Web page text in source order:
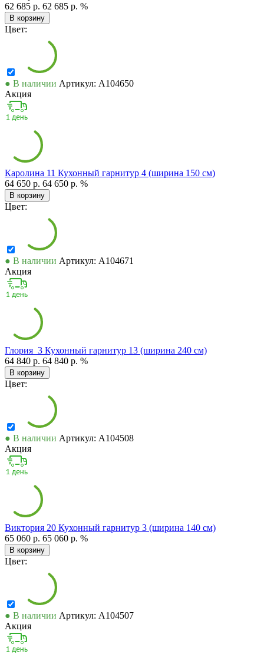
62 685 р. 62 685 р. %
В корзину
Цвет:
● В наличии Артикул: А104650
Акция
Каролина 11 Кухонный гарнитур 4 (ширина 150 см)
64 650 р. 64 650 р. %
В корзину
Цвет:
● В наличии Артикул: А104671
Акция
Глория_3 Кухонный гарнитур 13 (ширина 240 см)
64 840 р. 64 840 р. %
В корзину
Цвет:
● В наличии Артикул: А104508
Акция
Виктория 20 Кухонный гарнитур 3 (ширина 140 см)
65 060 р. 65 060 р. %
В корзину
Цвет:
● В наличии Артикул: А104507
Акция